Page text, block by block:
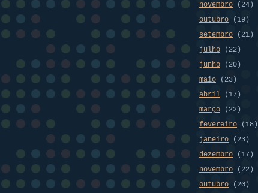
novembro (24)
outubro (19)
setembro (21)
julho (22)
junho (20)
maio (23)
abril (17)
março (22)
fevereiro (18)
janeiro (23)
dezembro (17)
novembro (22)
outubro (20)